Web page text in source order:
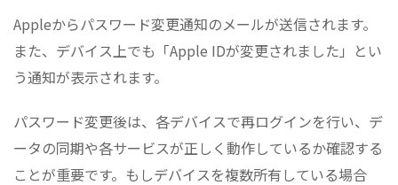
Appleからパスワード変更通知のメールが送信されます。
また、デバイス上でも「Apple IDが変更されました」とい
う通知が表示されます。
パスワード変更後は、各デバイスで再ログインを行い、デ
ータの同期や各サービスが正しく動作しているか確認する
ことが重要です。もしデバイスを複数所有している場合